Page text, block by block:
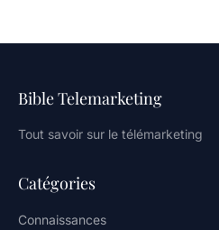
Bible Telemarketing
Tout savoir sur le télémarketing
Catégories
Connaissances